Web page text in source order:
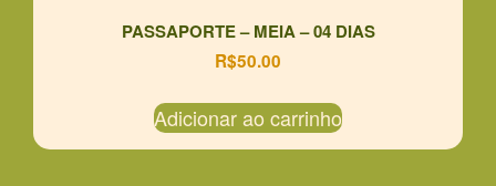
PASSAPORTE – MEIA – 04 DIAS
R$50.00
Adicionar ao carrinho